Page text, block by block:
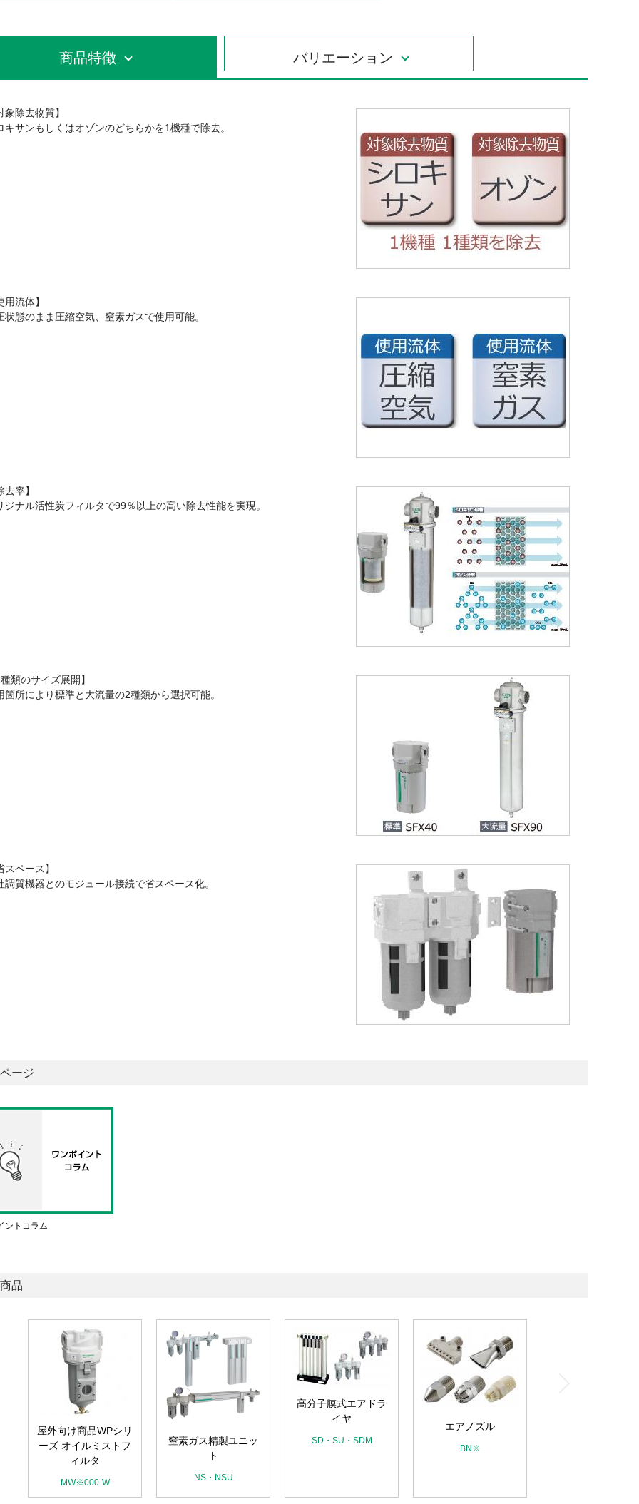
商品特徴 バリエーション
象除去物質】
キサンもしくはオゾンのどちらかを1機種で除去。
用流体】
状態のまま圧縮空気、窒素ガスで使用可能。
去率】
ジナル活性炭フィルタで99％以上の高い除去性能を実現。
類のサイズ展開】
箇所により標準と大流量の2種類から選択可能。
スペース】
調質機器とのモジュール接続で省スペース化。
ージ
ントコラム
品
屋外向け商品WPシリ
ーズ オイルミストフ
ィルタ
MW※000-W
窒素ガス精製ユニッ
ト
NS・NSU
高分子膜式エアドラ
イヤ
SD・SU・SDM
エアノズル
BN※